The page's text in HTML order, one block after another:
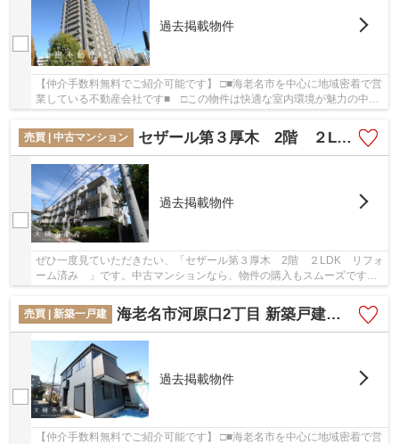
過去掲載物件
【仲介手数料無料でご紹介可能です】 □■海老名市を中心に地域密着で営
業している不動産会社です■ □この物件は快適な室内環境が魅力の中古
売買 | 中古マンション
セザール第３厚木 2階 ２LDK リフォーム済み
過去掲載物件
ぜひ一度見ていただきたい、「セザール第３厚木 2階 ２LDK リフォ
ーム済み 」です。中古マンションなら、物件の購入もスムーズです。
駅から徒歩10分圏内の物件です。当社は豊富な...
売買 | 新築一戸建
海老名市河原口2丁目 新築戸建て 全１棟【仲介手数料無料】
過去掲載物件
【仲介手数料無料でご紹介可能です】 □■海老名市を中心に地域密着で営